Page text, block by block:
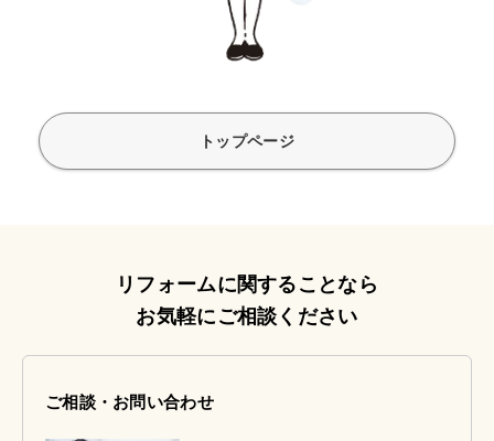
トップページ
リフォームに関することなら
お気軽にご相談ください
ご相談・お問い合わせ